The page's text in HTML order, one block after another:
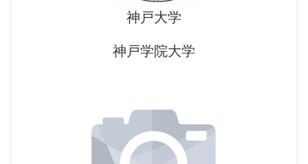
神戸大学
神戸学院大学